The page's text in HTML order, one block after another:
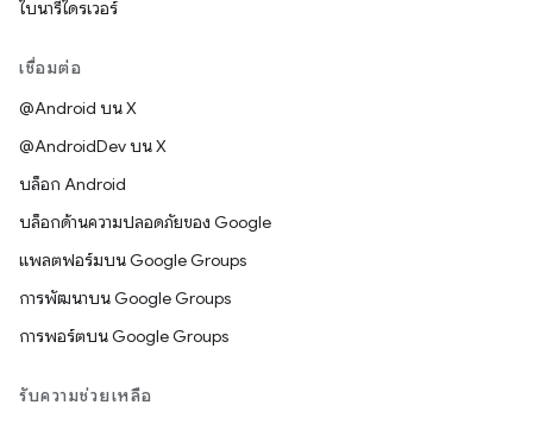
ไบนารีไดรเวอร์
เชื่อมต่อ
@Android บน X
@AndroidDev บน X
บล็อก Android
บล็อกด้านความปลอดภัยของ Google
แพลตฟอร์มบน Google Groups
การพัฒนาบน Google Groups
การพอร์ตบน Google Groups
รับความช่วยเหลือ